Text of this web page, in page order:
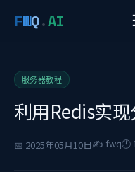
FWQ.AI
服务器教程
利用Redis实
📅 2025年05月10日✍️ fwq🕐